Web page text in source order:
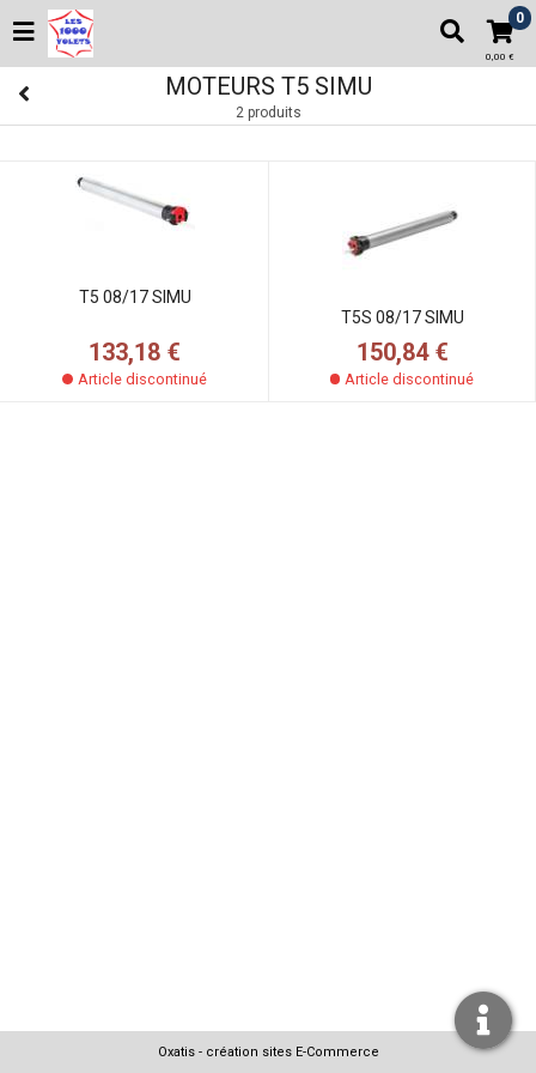
0
0,00 €
MOTEURS T5 SIMU
2 produits
T5 08/17 SIMU
133,18 €
Article discontinué
T5S 08/17 SIMU
150,84 €
Article discontinué
Oxatis - création sites E-Commerce